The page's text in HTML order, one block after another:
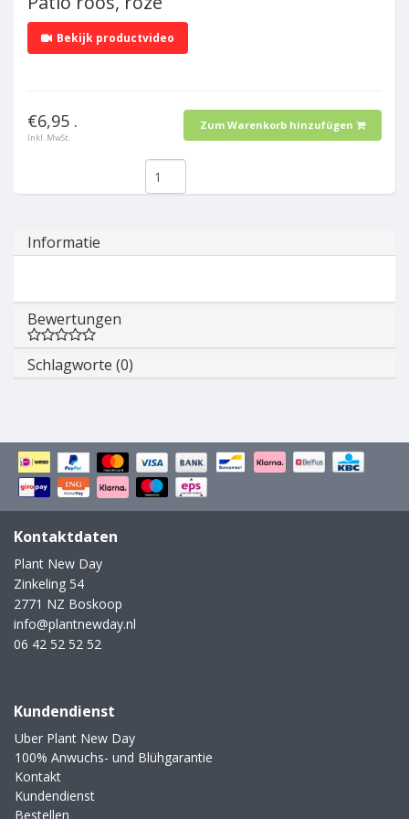
Bekijk productvideo
€6,95 .
Inkl. MwSt.
Zum Warenkorb hinzufügen
Informatie
Bewertungen
Schlagworte (0)
Kontaktdaten
Plant New Day
Zinkeling 54
2771 NZ Boskoop
info@plantnewday.nl
06 42 52 52 52
Kundendienst
Uber Plant New Day
100% Anwuchs- und Blühgarantie
Kontakt
Kundendienst
Bestellen